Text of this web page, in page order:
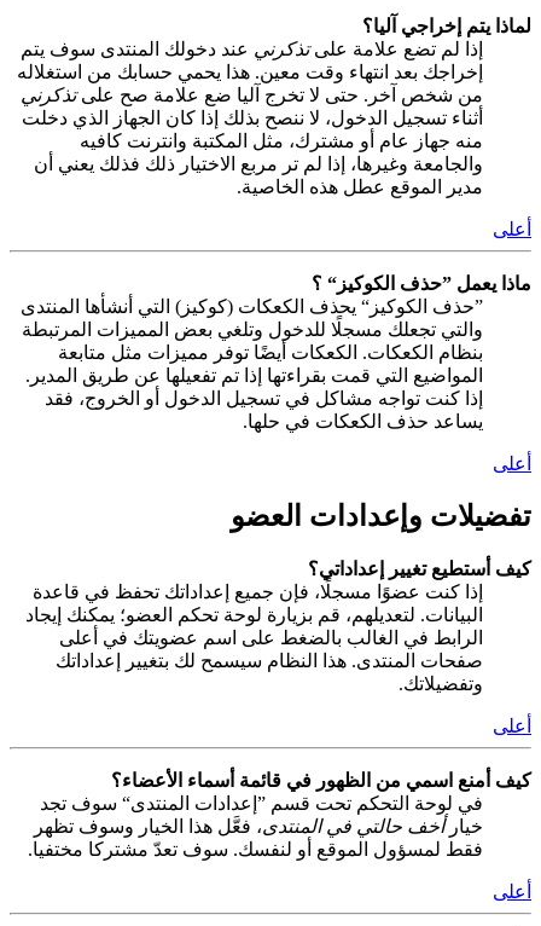
لماذا يتم إخراجي آليا؟
إذا لم تضع علامة علىتذكرني عند دخولك المنتدى سوف يتم
إخراجك بعد انتهاء وقت معين. هذا يحمي حسابك من استغلاله
من شخص آخر. حتى لا تخرج آليا ضع علامة صح علىتذكرني
أثناء تسجيل الدخول، لا ننصح بذلك إذا كان الجهاز الذي دخلت
منه جهاز عام أو مشترك، مثل المكتبة وانترنت كافيه
والجامعة وغيرها، إذا لم تر مربع الاختيار ذلك فذلك يعني أن
مدير الموقع عطل هذه الخاصية.
أعلى
ماذا يعمل ”حذف الكوكيز“ ؟
”حذف الكوكيز“ يحذف الكعكات (كوكيز) التي أنشأها المنتدى
والتي تجعلك مسجلًا للدخول وتلغي بعض المميزات المرتبطة
بنظام الكعكات. الكعكات أيضًا توفر مميزات مثل متابعة
المواضيع التي قمت بقراءتها إذا تم تفعيلها عن طريق المدير.
إذا كنت تواجه مشاكل في تسجيل الدخول أو الخروج، فقد
يساعد حذف الكعكات في حلها.
أعلى
تفضيلات وإعدادات العضو
كيف أستطيع تغيير إعداداتي؟
إذا كنت عضوًا مسجلًا، فإن جميع إعداداتك تحفظ في قاعدة
البيانات. لتعديلهم، قم بزيارة لوحة تحكم العضو؛ يمكنك إيجاد
الرابط في الغالب بالضغط على اسم عضويتك في أعلى
صفحات المنتدى. هذا النظام سيسمح لك بتغيير إعداداتك
وتفضيلاتك.
أعلى
كيف أمنع اسمي من الظهور في قائمة أسماء الأعضاء؟
في لوحة التحكم تحت قسم ”إعدادات المنتدى“ سوف تجد
خيارأخف حالتي في المنتدى، فعَّل هذا الخيار وسوف تظهر
فقط لمسؤول الموقع أو لنفسك. سوف تعدّ مشتركا مختفيا.
أعلى